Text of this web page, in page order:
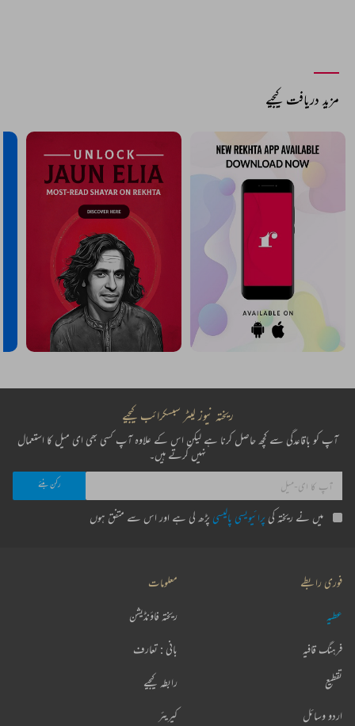
مزید دریافت کیجیے
ریختہ نیوز لیٹر سبسکرائب کیجیے
آپ کو باقاعدگی سے کچھ حاصل کرنا ہے لیکن اس کے علاوہ آپ کسی بھی ای میل کا استعمال
نہیں کرتے ہیں۔
میں نے ریختہ کی پرائیویسی پالیسی پڑھ لی ہے اور اس سے متفق ہوں
فوری رابطے
عطیہ
فرہنگ قافیہ
تقطیع
اردو وسائل
معلومات
ریختہ فاؤنڈیشن
بانی : تعارف
رابطہ کیجیے
کیریئر